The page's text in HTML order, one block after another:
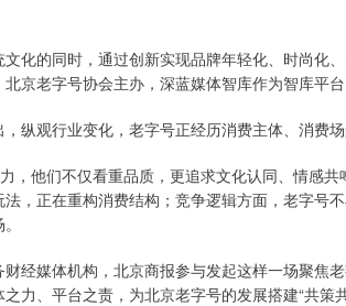
的同时，通过创新实现品牌年轻化、时尚化
京老字号协会主办，深蓝媒体智库作为智库平台
观行业变化，老字号正经历消费主体、消费场
他们不仅看重品质，更追求文化认同、情感共
，正在重构消费结构；竞争逻辑方面，老字号
媒体机构，北京商报参与发起这样一场聚焦
力、平台之责，为北京老字号的发展搭建“共策